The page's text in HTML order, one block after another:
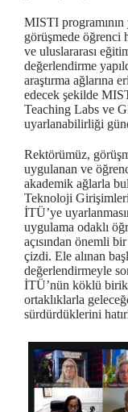
MISTI
görüşmede öğrenci
ve uluslararası
değerlendirme
araştırma ağlarına
edecek şekilde
Teaching Labs ve
uyarlanabilirliği
Rektörümüz,
uygulanan ve
akademik ağlarla
Teknoloji
İTÜ’ye
uygulama odaklı
açısından önemli
çizdi. Ele alınan
değerlendirmeyle
İTÜ’nün köklü
ortaklıklarla
sürdürdüklerini